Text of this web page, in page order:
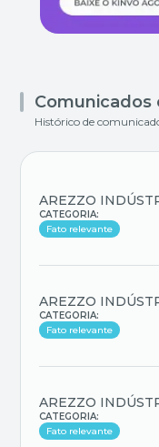
Comunicados
Histórico de
AREZZO
CATEGORIA:
Fato relevante
AREZZO
CATEGORIA:
Fato relevante
AREZZO
CATEGORIA:
Fato relevante